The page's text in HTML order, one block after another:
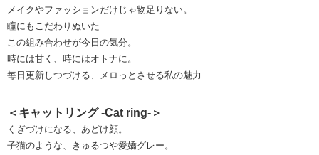
メイクやファッションだけじゃ物足りない。
瞳にもこだわりぬいた
この組み合わせが今日の気分。
時には甘く、時にはオトナに。
毎日更新しつづける、メロっとさせる私の魅力
＜キャットリング -Cat ring-＞
くぎづけになる、あどけ顔。
子猫のような、きゅるつや愛嬌グレー。